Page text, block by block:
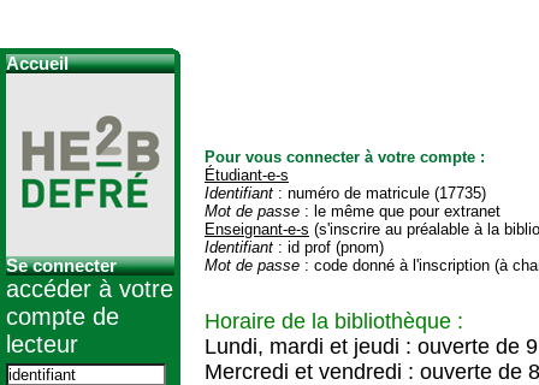
Pour vous connecter à votre compte :
Étudiant-e-s
Identifiant : numéro de matricule (17735)
Mot de passe : le même que pour extranet
Enseignant-e-s (s'inscrire au préalable à la
Identifiant : id prof (pnom)
Mot de passe : code donné à l'inscription (à
Horaire de la bibliothèque :
Lundi, mardi et jeudi : ouverte de
Mercredi et vendredi : ouverte de
Accueil
Se connecter
accéder à votre
compte de
lecteur